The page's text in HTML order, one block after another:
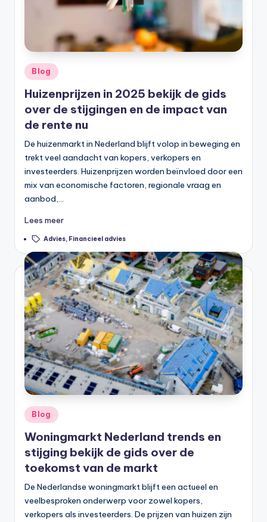
Geplaatst
in
Blog
Huizenprijzen in 2025 bekijk de gids
over de stijgingen en de impact van
de rente nu
De huizenmarkt in Nederland blijft volop in beweging en
trekt veel aandacht van kopers, verkopers en
investeerders. Huizenprijzen worden beïnvloed door een
mix van economische factoren, regionale vraag en
aanbod,…
Lees meer
Tags: Advies, Financieel advies
Geplaatst
in
Blog
Woningmarkt Nederland trends en
stijging bekijk de gids over de
toekomst van de markt
De Nederlandse woningmarkt blijft een actueel en
veelbesproken onderwerp voor zowel kopers,
verkopers als investeerders. De prijzen van huizen zijn